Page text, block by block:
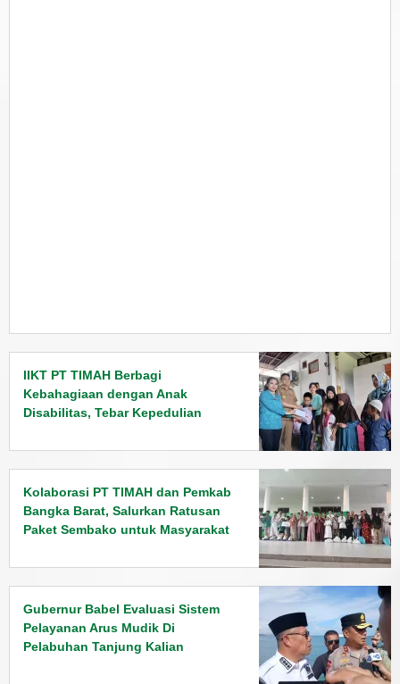
IIKT PT TIMAH Berbagi
Kebahagiaan dengan Anak
Disabilitas, Tebar Kepedulian
Kolaborasi PT TIMAH dan Pemkab
Bangka Barat, Salurkan Ratusan
Paket Sembako untuk Masyarakat
Gubernur Babel Evaluasi Sistem
Pelayanan Arus Mudik Di
Pelabuhan Tanjung Kalian